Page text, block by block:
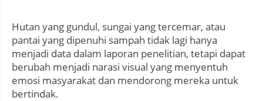
Hutan yang gundul, sungai yang tercemar, atau
pantai yang dipenuhi sampah tidak lagi hanya
menjadi data dalam laporan penelitian, tetapi dapat
berubah menjadi narasi visual yang menyentuh
emosi masyarakat dan mendorong mereka untuk
bertindak.